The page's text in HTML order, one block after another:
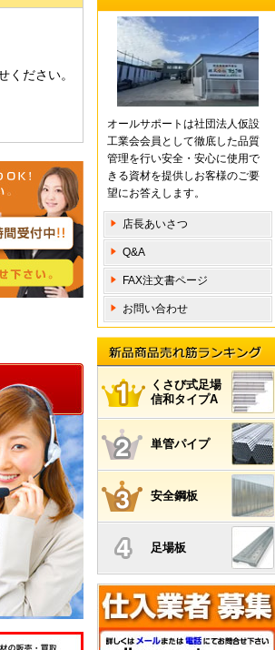
ください。
オールサポートは社団法人仮設
工業会会員として徹底した品質
管理を行い安全・安心に使用で
きる資材を提供しお客様のご要
望にお答えします。
店長あいさつ
Q&A
FAX注文書ページ
お問い合わせ
新品商 品売れ筋ランキング
くさび式足場
信和タイプA
単管パイプ
安全鋼板
足場板